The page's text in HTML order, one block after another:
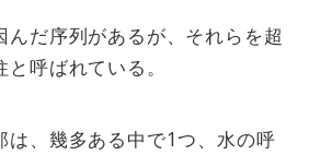
んだ序列があるが、それらを超
呼ばれている。
は、幾多ある中で1つ、水の呼